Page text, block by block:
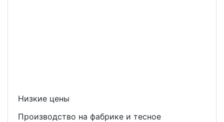
Низкие цены
Производство на фабрике и тесное